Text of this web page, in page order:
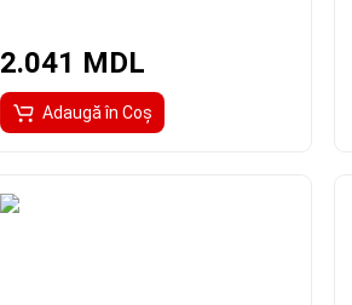
2.041 MDL
Adaugă în Coş